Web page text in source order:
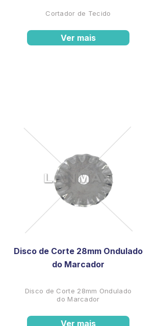
Cortador de Tecido
Ver mais
Disco de Corte 28mm Ondulado
do Marcador
Disco de Corte 28mm Ondulado
do Marcador
Ver mais